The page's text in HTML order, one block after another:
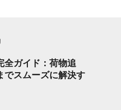
全ガイド：荷物追
でスムーズに解決す